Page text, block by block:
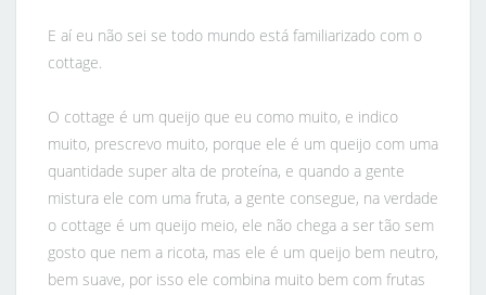
E aí eu não sei se todo mundo está familiarizado com o
cottage.
O cottage é um queijo que eu como muito, e indico
muito, prescrevo muito, porque ele é um queijo com uma
quantidade super alta de proteína, e quando a gente
mistura ele com uma fruta, a gente consegue, na verdade
o cottage é um queijo meio, ele não chega a ser tão sem
gosto que nem a ricota, mas ele é um queijo bem neutro,
bem suave, por isso ele combina muito bem com frutas